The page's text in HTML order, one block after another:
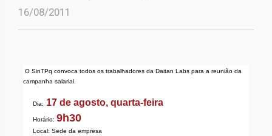
16/08/2011
O SinTPq convoca todos os trabalhadores da Daitan Labs para a reunião da
campanha salarial.
Dia: 17 de agosto, quarta-feira
Horário: 9h30
Local: Sede da empresa